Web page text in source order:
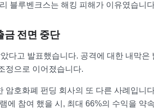
블루벤크스는 해킹 피해가 이유였습니
금 전면 중단
다고 발표했습니다. 공격에 대한 내막은
정으로 이어졌습니다.
호화폐 펀딩 회사의 또 다른 사례입니
에 참여 했을 시, 최대 66%의 수익을 약